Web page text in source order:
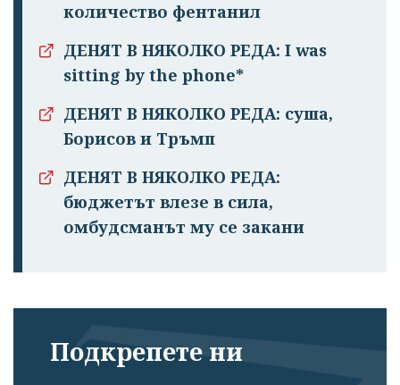
количество фентанил
ДЕНЯТ В НЯКОЛКО РЕДА: I was
sitting by the phone*
ДЕНЯТ В НЯКОЛКО РЕДА: суша,
Борисов и Тръмп
ДЕНЯТ В НЯКОЛКО РЕДА:
бюджетът влезе в сила,
омбудсманът му се закани
Подкрепете ни